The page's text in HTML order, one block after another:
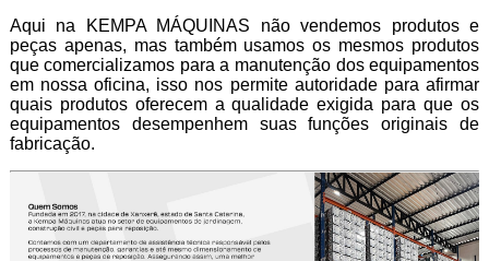
Aqui na KEMPA MÁQUINAS não vendemos produtos e
peças apenas, mas também usamos os mesmos produtos
que comercializamos para a manutenção dos equipamentos
em nossa oficina, isso nos permite autoridade para afirmar
quais produtos oferecem a qualidade exigida para que os
equipamentos desempenhem suas funções originais de
fabricação.